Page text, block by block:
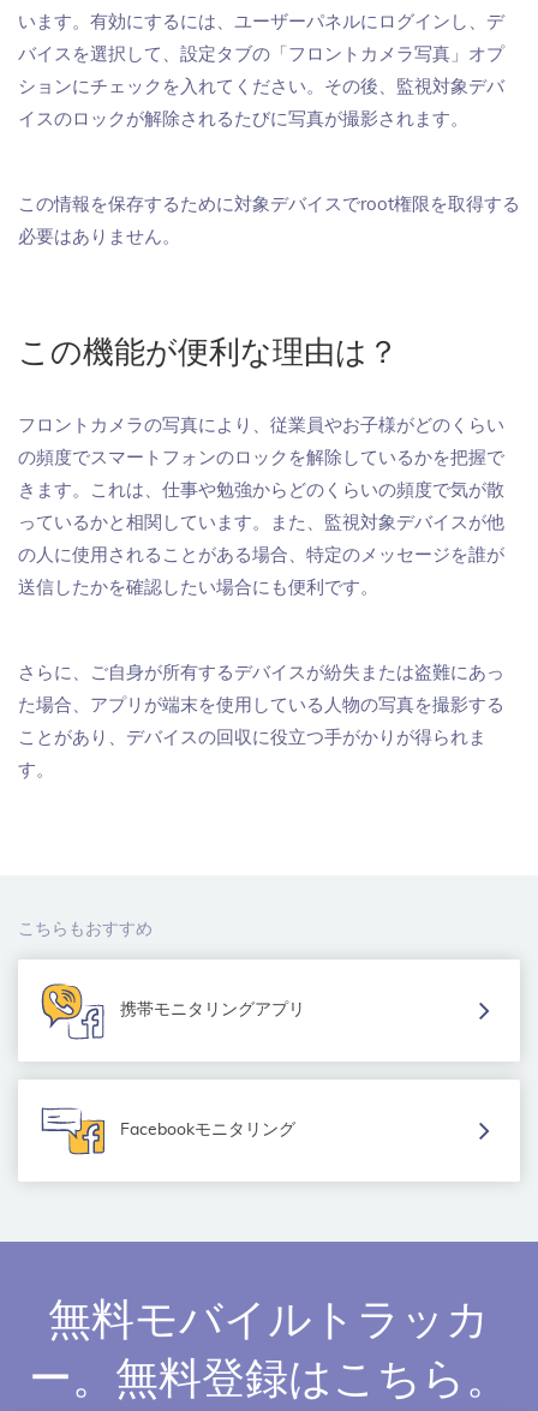
います。有効にするには、ユーザーパネルにログインし、デ
バイスを選択して、設定タブの「フロントカメラ写真」オプ
ションにチェックを入れてください。その後、監視対象デバ
イスのロックが解除されるたびに写真が撮影されます。
この情報を保存するために対象デバイスでroot権限を取得する
必要はありません。
この機能が便利な理由は？
フロントカメラの写真により、従業員やお子様がどのくらい
の頻度でスマートフォンのロックを解除しているかを把握で
きます。これは、仕事や勉強からどのくらいの頻度で気が散
っているかと相関しています。また、監視対象デバイスが他
の人に使用されることがある場合、特定のメッセージを誰が
送信したかを確認したい場合にも便利です。
さらに、ご自身が所有するデバイスが紛失または盗難にあっ
た場合、アプリが端末を使用している人物の写真を撮影する
ことがあり、デバイスの回収に役立つ手がかりが得られま
す。
こちらもおすすめ
携帯モニタリングアプリ
Facebookモニタリング
無料モバイルトラッカ
ー。無料登録はこちら。